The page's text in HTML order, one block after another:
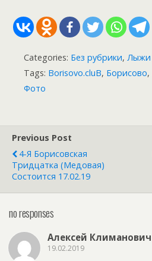
Categories: Без рубрики, Лыжи
Tags: Borisovo.cluB, Борисово,
Фото
Previous Post
4-Я Борисовская
Тридцатка (Медовая)
Состоится 17.02.19
no responses
Алексей Климанович
19.02.2019